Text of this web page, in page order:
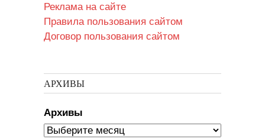
Реклама на сайте
Правила пользования сайтом
Договор пользования сайтом
АРХИВЫ
Архивы